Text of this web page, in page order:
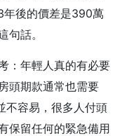
年後的價差是390萬
句話。
：年輕人真的有必要
頭期款通常也需要
不容易，很多人付頭
保留任何的緊急備用